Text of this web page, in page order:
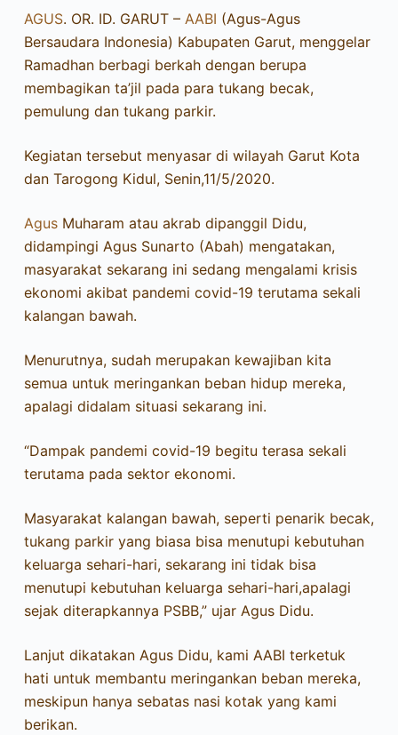
AGUS. OR. ID. GARUT – AABI (Agus-Agus
Bersaudara Indonesia) Kabupaten Garut, menggelar
Ramadhan berbagi berkah dengan berupa
membagikan ta’jil pada para tukang becak,
pemulung dan tukang parkir.
Kegiatan tersebut menyasar di wilayah Garut Kota
dan Tarogong Kidul, Senin,11/5/2020.
AgusMuharam atau akrab dipanggil Didu,
didampingi Agus Sunarto (Abah) mengatakan,
masyarakat sekarang ini sedang mengalami krisis
ekonomi akibat pandemi covid-19 terutama sekali
kalangan bawah.
Menurutnya, sudah merupakan kewajiban kita
semua untuk meringankan beban hidup mereka,
apalagi didalam situasi sekarang ini.
“Dampak pandemi covid-19 begitu terasa sekali
terutama pada sektor ekonomi.
Masyarakat kalangan bawah, seperti penarik becak,
tukang parkir yang biasa bisa menutupi kebutuhan
keluarga sehari-hari, sekarang ini tidak bisa
menutupi kebutuhan keluarga sehari-hari,apalagi
sejak diterapkannya PSBB,” ujar Agus Didu.
Lanjut dikatakan Agus Didu, kami AABI terketuk
hati untuk membantu meringankan beban mereka,
meskipun hanya sebatas nasi kotak yang kami
berikan.